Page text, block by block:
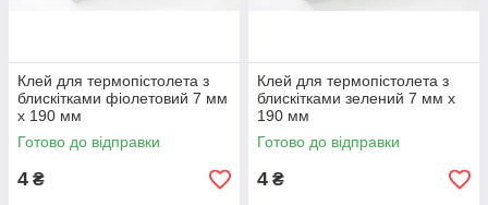
Клей для термопістолета з
блискітками фіолетовий 7 мм
х 190 мм
Готово до відправки
4 ₴
Клей для термопістолета з
блискітками зелений 7 мм х
190 мм
Готово до відправки
4 ₴